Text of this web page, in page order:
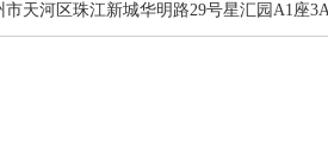
市天河区珠江新城华明路29号星汇园A1座